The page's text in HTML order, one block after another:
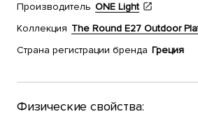
Производитель ONE Light
Коллекция The Round E27 Outdoor
Страна регистрации бренда Греция
Физические свойства: